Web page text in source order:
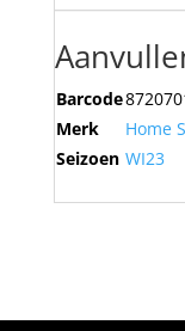
aantal
Barcode
Merk
Home
Seizoen WI23